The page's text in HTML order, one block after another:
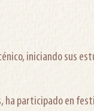
iniciando sus
ha participado en